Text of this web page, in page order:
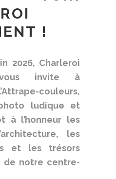
!
2026, Charleroi
vous invite à
couleurs,
ludique et
à l’honneur les
les
et les trésors
de notre centre-